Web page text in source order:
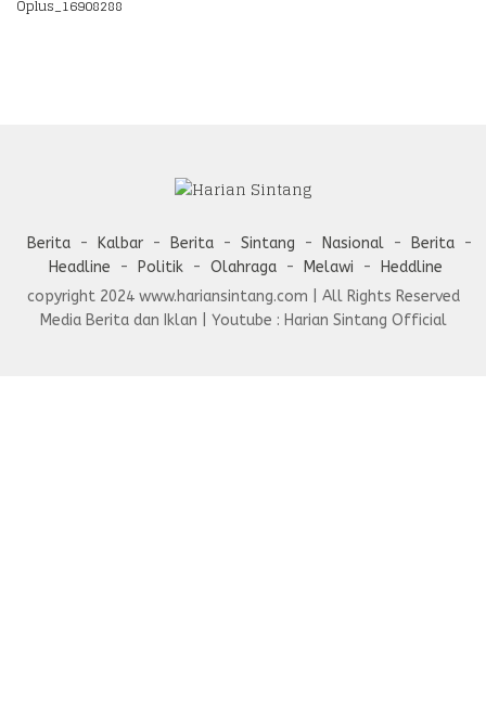
Oplus_16908288
Berita Kalbar Berita Sintang Nasional
Berita
Headline
Politik Olahraga Melawi
Heddline
copyright 2024 www.hariansintang.com | All Rights Reserved
Media Berita dan Iklan | Youtube : Harian Sintang Official